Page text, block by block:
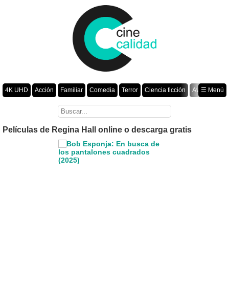
4K UHD Acción Familiar Comedia Terror Ciencia ficción
Aventura
Romance Fantasía Drama Animación Crimen
☰ Menú
Películas de Regina Hall online o descarga gratis